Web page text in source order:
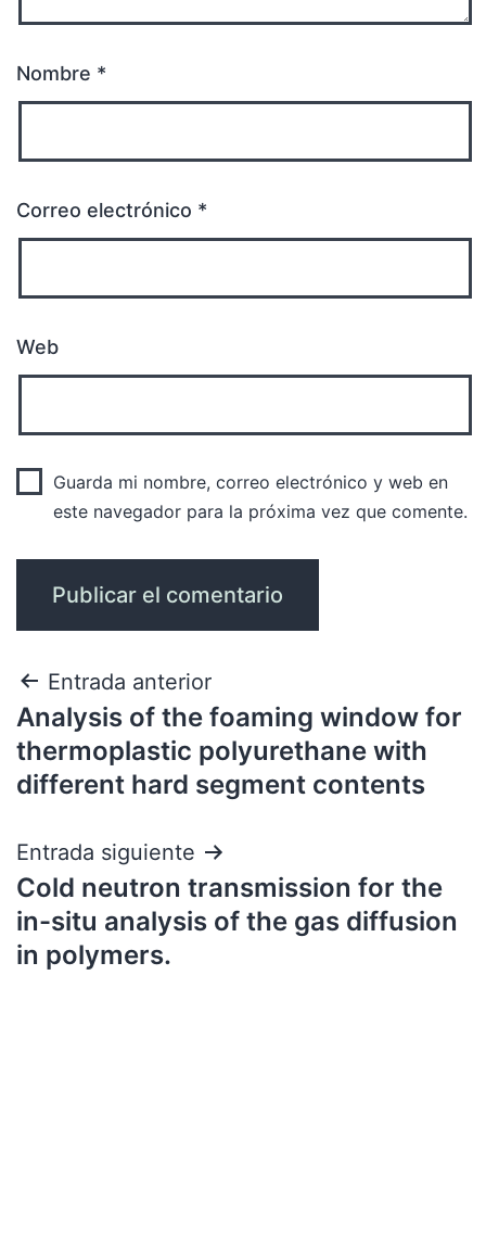
Nombre *
Correo electrónico *
Web
Guarda mi nombre, correo electrónico y web en
este navegador para la próxima vez que comente.
Entrada anterior
Analysis of the foaming window for
thermoplastic polyurethane with
different hard segment contents
Entrada siguiente
Cold neutron transmission for the
in-situ analysis of the gas diffusion
in polymers.